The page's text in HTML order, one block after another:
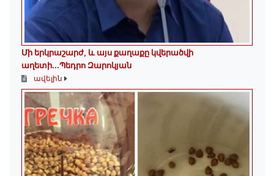
Մի երկրաշարժ, և այս քաղաքը կվերածվի
աղետի...Պեդրո Զարոկյան
ավելին